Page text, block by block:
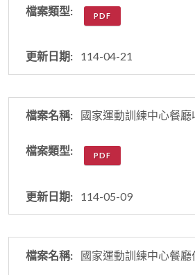
PDF
114-04-21
國家運動訓練中心餐廳
PDF
114-05-09
國家運動訓練中心餐